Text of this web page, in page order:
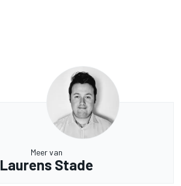
Meer van
Laurens Stade